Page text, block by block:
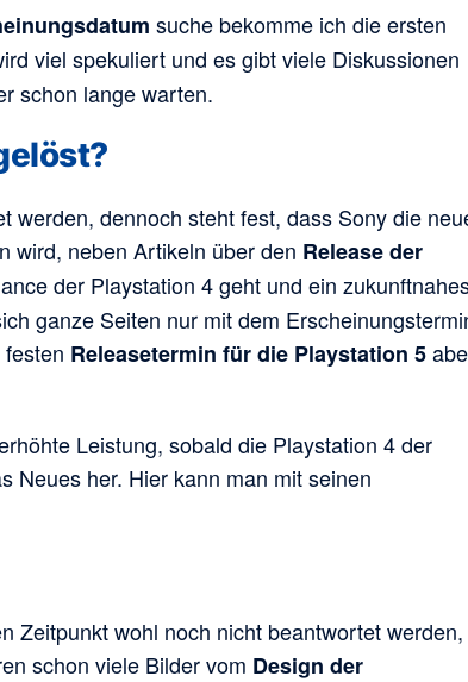
suche bekomme ich die ersten
viel spekuliert und es gibt viele Diskussionen
schon lange warten.
werden, dennoch steht fest, dass Sony die
wird, neben Artikeln über den Release der
der Playstation 4 geht und ein
ganze Seiten nur mit dem
Releasetermin für die Playstation 5
Leistung, sobald die Playstation 4 der
Neues her. Hier kann man mit seinen
Zeitpunkt wohl noch nicht beantwortet werden,
schon viele Bilder vom Design der